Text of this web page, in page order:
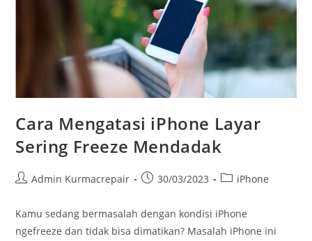
Cara Mengatasi iPhone Layar
Sering Freeze Mendadak
Admin Kurmacrepair 30/03/2023 iPhone
Kamu sedang bermasalah dengan kondisi iPhone
ngefreeze dan tidak bisa dimatikan? Masalah iPhone ini